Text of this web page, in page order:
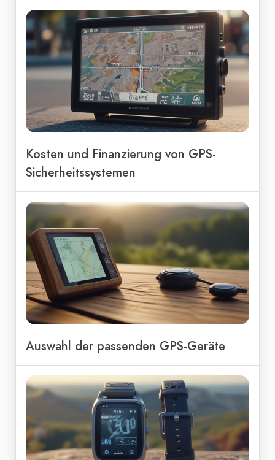
Kosten und Finanzierung von GPS-
Sicherheitssystemen
Auswahl der passenden GPS-Geräte